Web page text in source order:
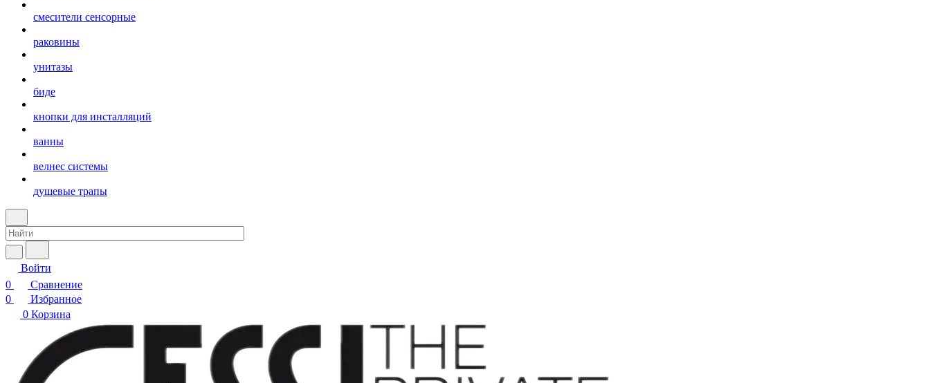
смесители сенсорные
раковины
унитазы
биде
кнопки для инсталляций
ванны
велнес системы
душевые трапы
Войти
0
Сравнение
0
Избранное
0 Корзина